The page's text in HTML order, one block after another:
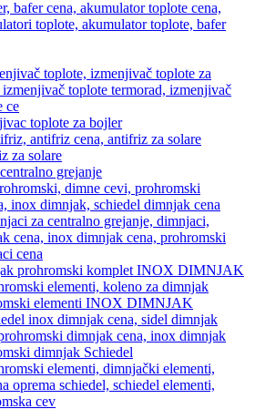
toplote za bojler
za solare
grejanje
prohromski komplet INOX DIMNJAK
elementi INOX DIMNJAK
dimnjak Schiedel